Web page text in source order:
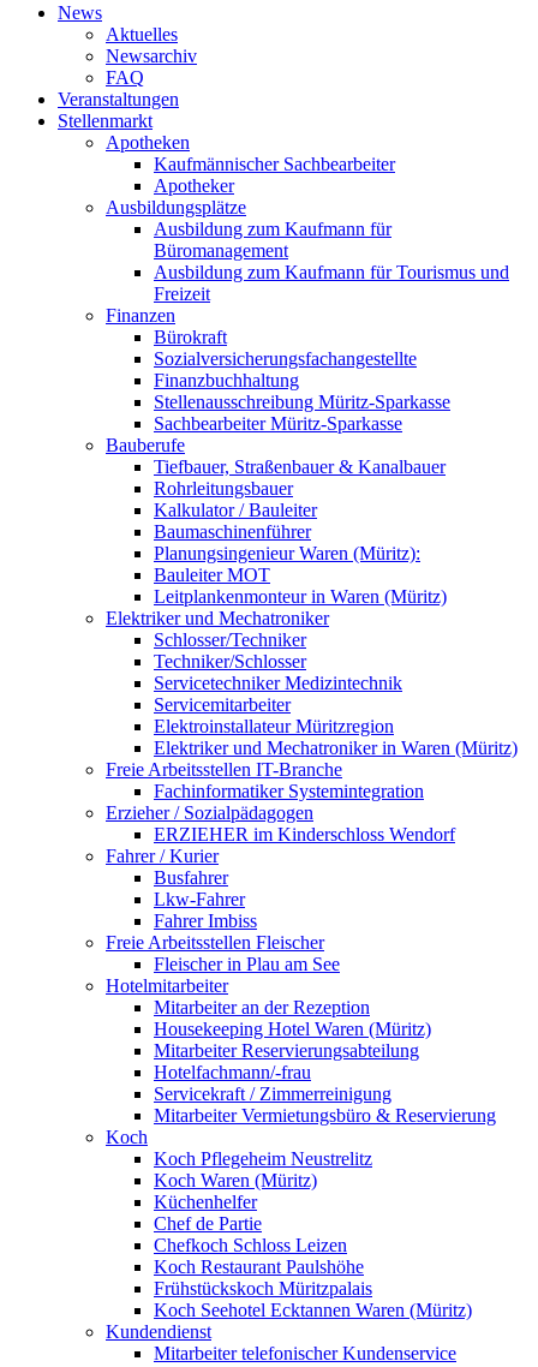
News
Aktuelles
Newsarchiv
FAQ
Veranstaltungen
Stellenmarkt
Apotheken
Kaufmännischer Sachbearbeiter
Apotheker
Ausbildungsplätze
Ausbildung zum Kaufmann für
Büromanagement
Ausbildung zum Kaufmann für Tourismus und
Freizeit
Finanzen
Bürokraft
Sozialversicherungsfachangestellte
Finanzbuchhaltung
Stellenausschreibung Müritz-Sparkasse
Sachbearbeiter Müritz-Sparkasse
Bauberufe
Tiefbauer, Straßenbauer & Kanalbauer
Rohrleitungsbauer
Kalkulator / Bauleiter
Baumaschinenführer
Planungsingenieur Waren (Müritz):
Bauleiter MOT
Leitplankenmonteur in Waren (Müritz)
Elektriker und Mechatroniker
Schlosser/Techniker
Techniker/Schlosser
Servicetechniker Medizintechnik
Servicemitarbeiter
Elektroinstallateur Müritzregion
Elektriker und Mechatroniker in Waren (Müritz)
Freie Arbeitsstellen IT-Branche
Fachinformatiker Systemintegration
Erzieher / Sozialpädagogen
ERZIEHER im Kinderschloss Wendorf
Fahrer / Kurier
Busfahrer
Lkw-Fahrer
Fahrer Imbiss
Freie Arbeitsstellen Fleischer
Fleischer in Plau am See
Hotelmitarbeiter
Mitarbeiter an der Rezeption
Housekeeping Hotel Waren (Müritz)
Mitarbeiter Reservierungsabteilung
Hotelfachmann/-frau
Servicekraft / Zimmerreinigung
Mitarbeiter Vermietungsbüro & Reservierung
Koch
Koch Pflegeheim Neustrelitz
Koch Waren (Müritz)
Küchenhelfer
Chef de Partie
Chefkoch Schloss Leizen
Koch Restaurant Paulshöhe
Frühstückskoch Müritzpalais
Koch Seehotel Ecktannen Waren (Müritz)
Kundendienst
Mitarbeiter telefonischer Kundenservice